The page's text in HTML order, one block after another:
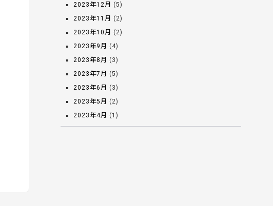
2023年12月 (5)
2023年11月 (2)
2023年10月 (2)
2023年9月 (4)
2023年8月 (3)
2023年7月 (5)
2023年6月 (3)
2023年5月 (2)
2023年4月 (1)